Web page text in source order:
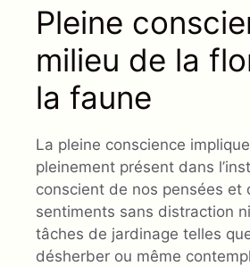
Pleine
milieu de la
la faune
La pleine conscience implique
pleinement présent dans
conscient de nos pensées et
sentiments sans distraction
tâches de jardinage telles
désherber ou même